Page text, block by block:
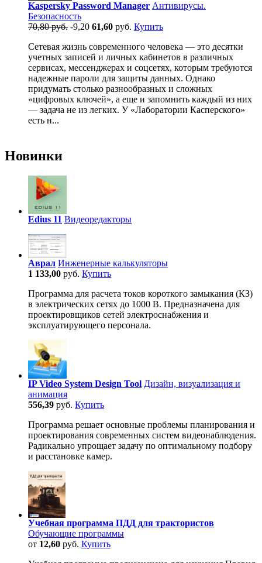
Kaspersky Password Manager Антивирусы.
Безопасность
70,80 руб. -9,20 61,60 руб. Купить
Сетевая жизнь современного человека — это десятки
учетных записей и личных кабинетов в различных
сервисах, мессенджерах и соцсетях, которым требуются
надежные пароли для защиты данных. Однако
придумать столько разнообразных и сложных
«цифровых ключей», а еще и запомнить каждый из них
— задача не из легких. У «Лаборатории Касперского»
есть н...
Новинки
Edius 11 Видеоредакторы
Аврал Инженерные калькуляторы
1 133,00 руб. Купить
Программа для расчета токов короткого замыкания (КЗ)
в электрических сетях до 1000 В. Предназначена для
проектировщиков сетей электроснабжения и
эксплуатирующего персонала.
IP Video System Design Tool Дизайн, визуализация и
анимация
556,39 руб. Купить
Программа решает основные проблемы планирования и
проектирования современных систем видеонаблюдения.
Радикально упрощает задачу по оптимальному подбору
и расстановке камер.
Учебная программа ПДД для трактористов
Обучающие программы
от 12,60 руб. Купить